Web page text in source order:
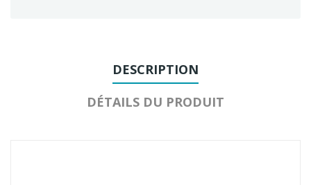
DESCRIPTION
DÉTAILS DU PRODUIT